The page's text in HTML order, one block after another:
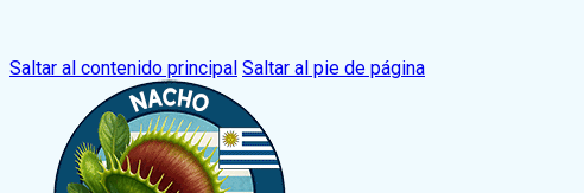
Saltar al contenido principal Saltar al pie de página